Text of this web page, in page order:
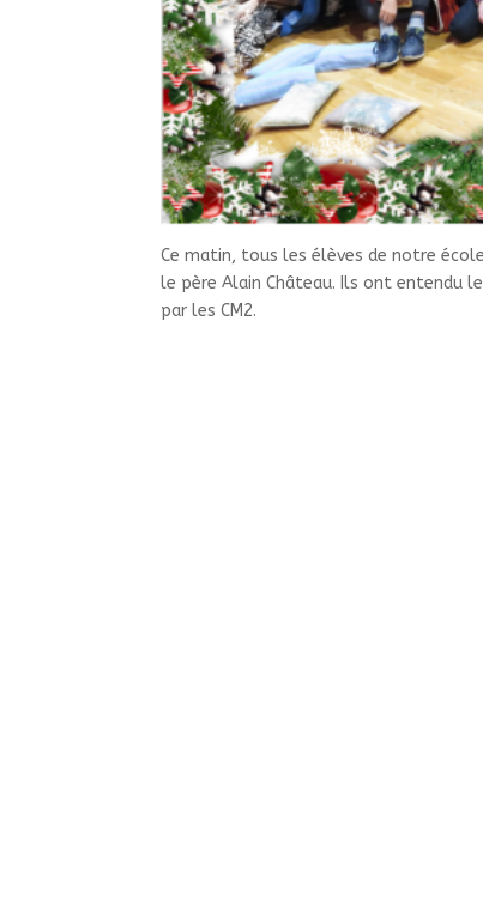
Ce matin, tous les élèves de notre
le père Alain Château. Ils ont entendu
par les CM2.